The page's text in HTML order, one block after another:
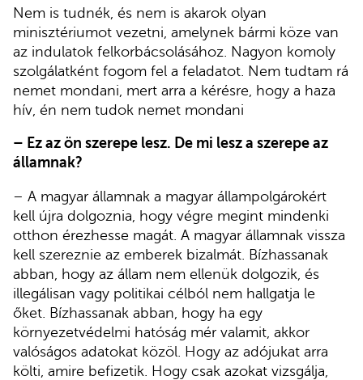
Nem is tudnék, és nem is akarok olyan
minisztériumot vezetni, amelynek bármi köze van
az indulatok felkorbácsolásához. Nagyon komoly
szolgálatként fogom fel a feladatot. Nem tudtam rá
nemet mondani, mert arra a kérésre, hogy a haza
hív, én nem tudok nemet mondani
– Ez az ön szerepe lesz. De mi lesz a szerepe az
államnak?
– A magyar államnak a magyar állampolgárokért
kell újra dolgoznia, hogy végre megint mindenki
otthon érezhesse magát. A magyar államnak vissza
kell szereznie az emberek bizalmát. Bízhassanak
abban, hogy az állam nem ellenük dolgozik, és
illegálisan vagy politikai célból nem hallgatja le
őket. Bízhassanak abban, hogy ha egy
környezetvédelmi hatóság mér valamit, akkor
valóságos adatokat közöl. Hogy az adójukat arra
költi, amire befizetik. Hogy csak azokat vizsgálja,